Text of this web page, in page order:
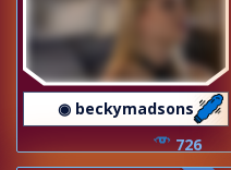
◉ beckymadsons
726